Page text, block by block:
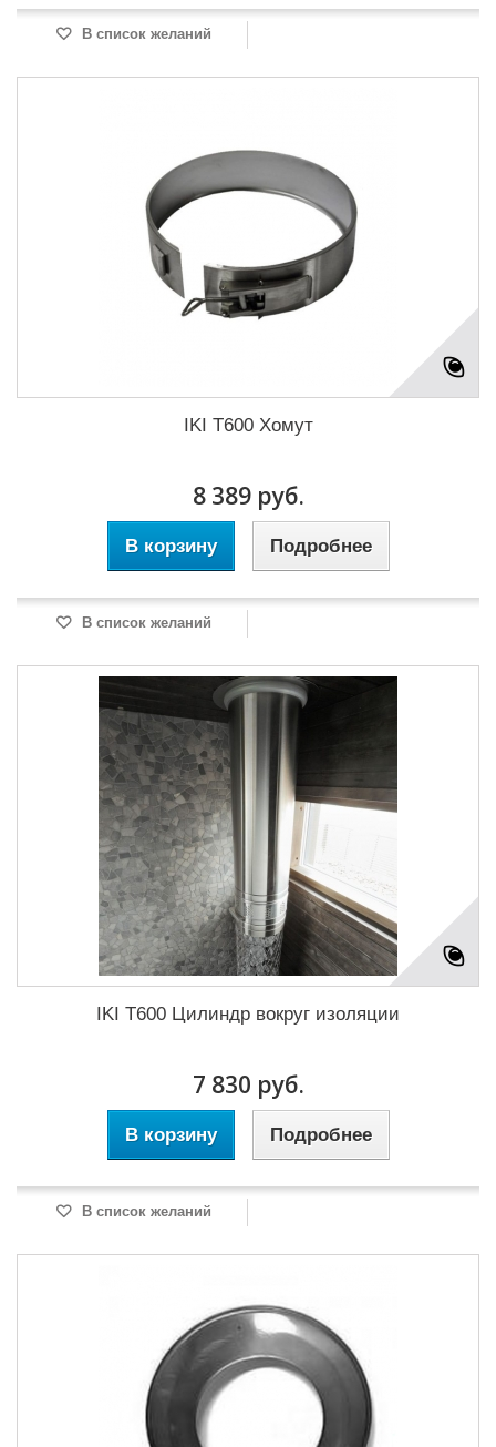
В список желаний
IKI T600 Хомут
8 389 руб.
В корзину Подробнее
В список желаний
IKI T600 Цилиндр вокруг изоляции
7 830 руб.
В корзину Подробнее
В список желаний